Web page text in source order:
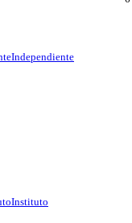
Independiente
Instituto